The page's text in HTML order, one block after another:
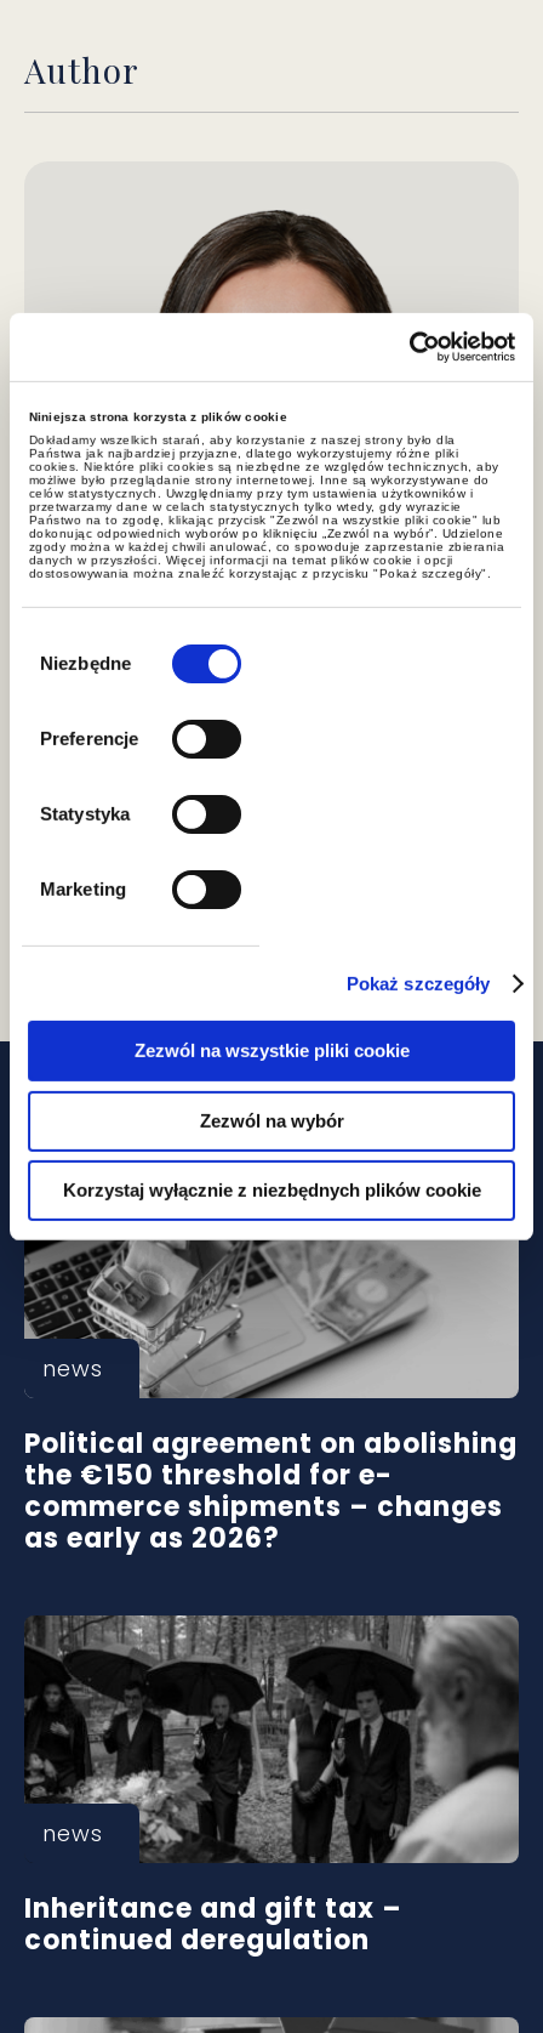
Niniejsza strona korzysta z plików cookie
Dokładamy wszelkich starań, aby korzystanie z naszej strony było dla
Państwa jak najbardziej przyjazne, dlatego wykorzystujemy różne pliki
cookies. Niektóre pliki cookies są niezbędne ze względów technicznych, aby
możliwe było przeglądanie strony internetowej. Inne są wykorzystywane do
celów statystycznych. Uwzględniamy przy tym ustawienia użytkowników i
przetwarzamy dane w celach statystycznych tylko wtedy, gdy wyrazicie
Państwo na to zgodę, klikając przycisk "Zezwól na wszystkie pliki cookie" lub
dokonując odpowiednich wyborów po kliknięciu „Zezwól na wybór”. Udzielone
zgody można w każdej chwili anulować, co spowoduje zaprzestanie zbierania
danych w przyszłości. Więcej informacji na temat plików cookie i opcji
dostosowywania można znaleźć korzystając z przycisku "Pokaż szczegóły".
zgody
Niezbędne
Preferencje
Statystyka
Marketing
Pokaż szczegóły
Zezwól na wszystkie pliki cookie
Zezwól na wybór
Korzystaj wyłącznie z niezbędnych plików cookie
Author
radca prawny, counsel
+22 212 00 00
Related posts
news
Political agreement on abolishing
the €150 threshold for e-
commerce shipments – changes
as early as 2026?
news
Inheritance and gift tax –
continued deregulation